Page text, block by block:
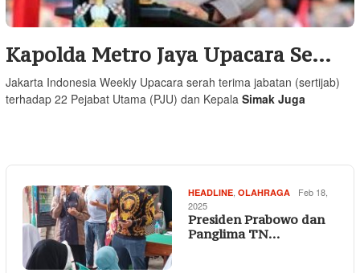
Kapolda Metro Jaya Upacara Se…
Jakarta Indonesia Weekly Upacara serah terima jabatan (sertijab)
terhadap 22 Pejabat Utama (PJU) dan Kepala Simak Juga
HEADLINE, OLAHRAGA
Feb 18,
2025
Presiden Prabowo dan
Panglima TN…